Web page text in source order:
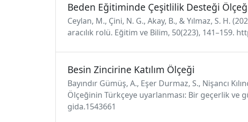
Beden Eğitiminde Çeşitlilik Desteği
Ceylan, M., Çini, N. G., Akay, B., & Yılmaz, S. H.
aracılık rolü. Eğitim ve Bilim, 50(223), 141–159.
Besin Zincirine Katılım Ölçeği
Bayındır Gümüş, A., Eşer Durmaz, S., Nişancı
Ölçeğinin Türkçeye uyarlanması: Bir geçerlik ve
gida.1543661